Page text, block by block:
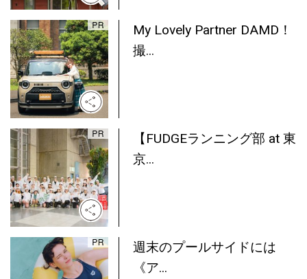
My Lovely Partner DAMD！
撮...
【FUDGEランニング部 at 東
京...
週末のプールサイドには
《ア...